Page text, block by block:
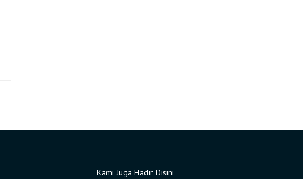
Kami Juga Hadir Disini